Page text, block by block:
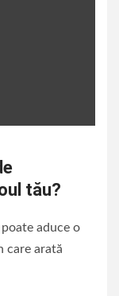
tău?
aduce o
care arată